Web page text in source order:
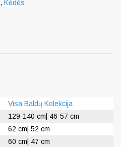
, Kėdės
Visa Baldų Kolekcija
129-140 cm| 46-57 cm
62 cm| 52 cm
60 cm| 47 cm